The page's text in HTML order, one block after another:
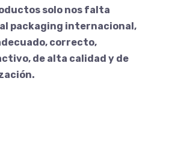
solo nos falta
packaging internacional,
correcto,
de alta calidad y de